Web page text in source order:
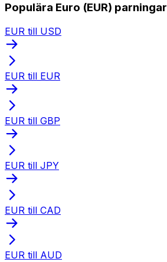
Populära Euro (EUR) parningar
EUR till USD
EUR till EUR
EUR till GBP
EUR till JPY
EUR till CAD
EUR till AUD